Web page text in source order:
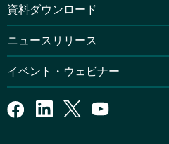
資料ダウンロード
ニュースリリース
イベント・ウェビナー